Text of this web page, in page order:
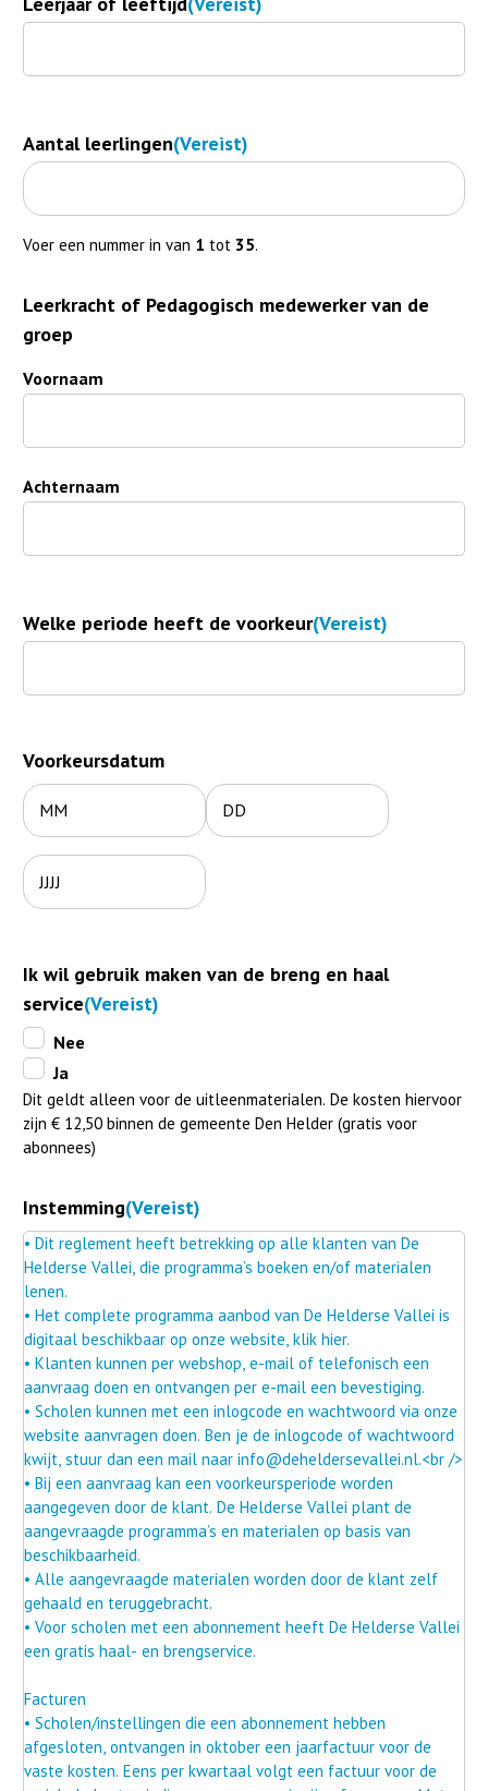
Aantal leerlingen(Vereist)
Voer een nummer in van 1 tot 35.
Leerkracht of Pedagogisch medewerker van de
groep
Voornaam
Achternaam
Welke periode heeft de voorkeur(Vereist)
Voorkeursdatum
Maand Dag
Jaar
Ik wil gebruik maken van de breng en haal
service(Vereist)
Nee
Ja
Dit geldt alleen voor de uitleenmaterialen. De kosten hiervoor
zijn € 12,50 binnen de gemeente Den Helder (gratis voor
abonnees)
Instemming(Vereist)
• Dit reglement heeft betrekking op alle klanten van De
Helderse Vallei, die programma’s boeken en/of materialen
lenen.
• Het complete programma aanbod van De Helderse Vallei is
digitaal beschikbaar op onze website, klik hier.
• Klanten kunnen per webshop, e-mail of telefonisch een
aanvraag doen en ontvangen per e-mail een bevestiging.
• Scholen kunnen met een inlogcode en wachtwoord via onze
website aanvragen doen. Ben je de inlogcode of wachtwoord
kwijt, stuur dan een mail naar info@deheldersevallei.nl.<br />
• Bij een aanvraag kan een voorkeursperiode worden
aangegeven door de klant. De Helderse Vallei plant de
aangevraagde programma’s en materialen op basis van
beschikbaarheid.
• Alle aangevraagde materialen worden door de klant zelf
gehaald en teruggebracht.
• Voor scholen met een abonnement heeft De Helderse Vallei
een gratis haal- en brengservice.
Facturen
• Scholen/instellingen die een abonnement hebben
afgesloten, ontvangen in oktober een jaarfactuur voor de
vaste kosten. Eens per kwartaal volgt een factuur voor de